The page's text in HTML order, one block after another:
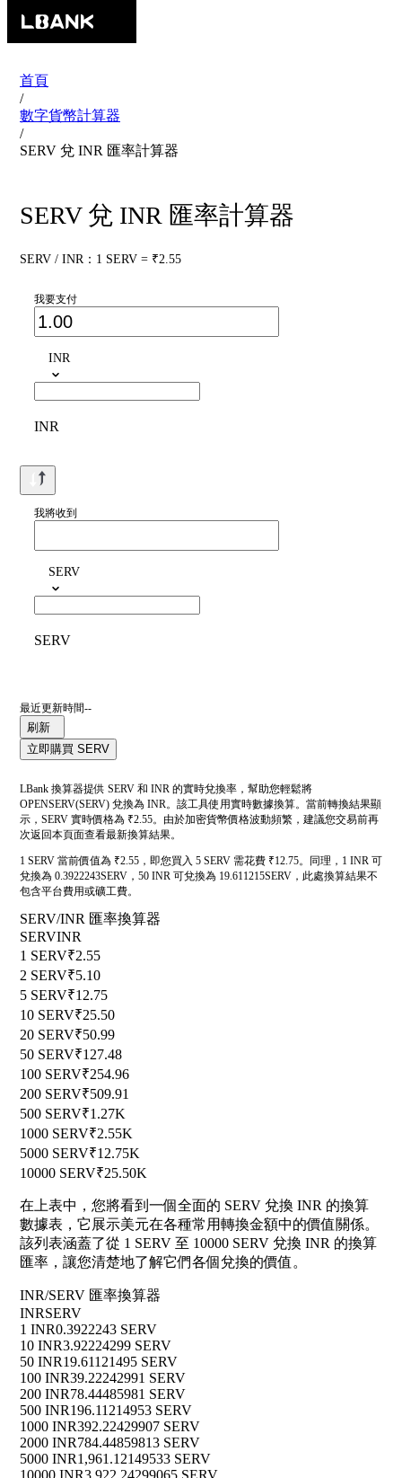
首頁
/
數字貨幣計算器
/
SERV 兌 INR 匯率計算器
SERV 兌 INR 匯率計算器
SERV / INR：1 SERV = ₹2.55
我要支付
INR
INR
我將收到
SERV
SERV
最近更新時間--
刷新
立即購買 SERV
LBank 換算器提供 SERV 和 INR 的實時兌換率，幫助您輕鬆將
OPENSERV(SERV) 兌換為 INR。該工具使用實時數據換算。當前轉換結果顯
示，SERV 實時價格為 ₹2.55。由於加密貨幣價格波動頻繁，建議您交易前再
次返回本頁面查看最新換算結果。
1 SERV 當前價值為 ₹2.55，即您買入 5 SERV 需花費 ₹12.75。同理，1 INR 可
兌換為 0.3922243SERV，50 INR 可兌換為 19.611215SERV，此處換算結果不
包含平台費用或礦工費。
SERV/INR 匯率換算器
SERVINR
1 SERV₹2.55
2 SERV₹5.10
5 SERV₹12.75
10 SERV₹25.50
20 SERV₹50.99
50 SERV₹127.48
100 SERV₹254.96
200 SERV₹509.91
500 SERV₹1.27K
1000 SERV₹2.55K
5000 SERV₹12.75K
10000 SERV₹25.50K
在上表中，您將看到一個全面的 SERV 兌換 INR 的換算
數據表，它展示美元在各種常用轉換金額中的價值關係。
該列表涵蓋了從 1 SERV 至 10000 SERV 兌換 INR 的換算
匯率，讓您清楚地了解它們各個兌換的價值。
INR/SERV 匯率換算器
INRSERV
1 INR0.3922243 SERV
10 INR3.92224299 SERV
50 INR19.61121495 SERV
100 INR39.22242991 SERV
200 INR78.44485981 SERV
500 INR196.11214953 SERV
1000 INR392.22429907 SERV
2000 INR784.44859813 SERV
5000 INR1,961.12149533 SERV